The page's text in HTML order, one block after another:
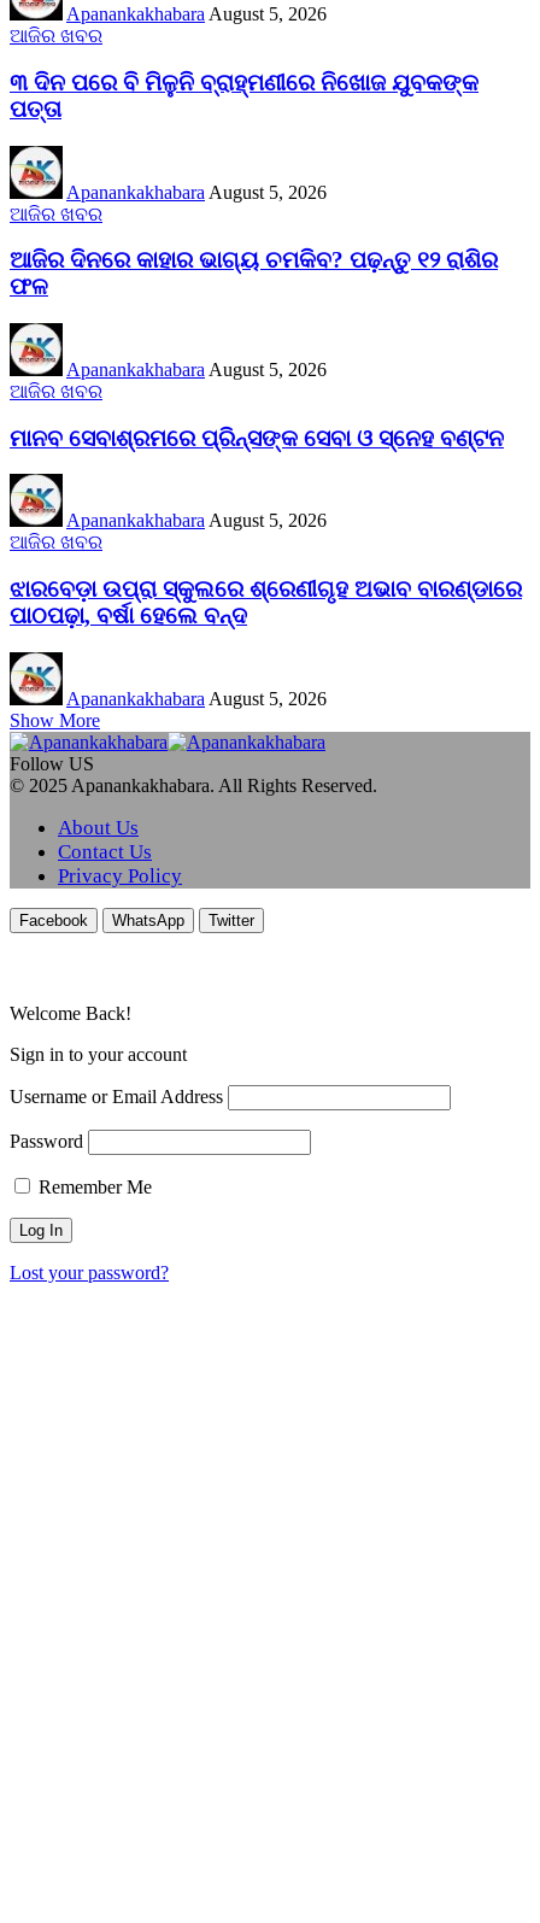
Apanankakhabara August 5, 2026
ଆଜିର ଖବର
୩ ଦିନ ପରେ ବି ମିଳୁନି ବ୍ରାହ୍ମଣୀରେ ନିଖୋଜ ଯୁବକଙ୍କ
ପତ୍ତା
Apanankakhabara August 5, 2026
ଆଜିର ଖବର
ଆଜିର ଦିନରେ କାହାର ଭାଗ୍ୟ ଚମକିବ? ପଢ଼ନ୍ତୁ ୧୨ ରାଶିର
ଫଳ
Apanankakhabara August 5, 2026
ଆଜିର ଖବର
ମାନବ ସେବାଶ୍ରମରେ ପ୍ରିନ୍ସଙ୍କ ସେବା ଓ ସ୍ନେହ ବଣ୍ଟନ
ApanankakhabaraAugust 5, 2026
ଆଜିର ଖବର
ଝାରବେଡ଼ା ଉପ୍ରା ସ୍କୁଲରେ ଶ୍ରେଣୀଗୃହ ଅଭାବ ବାରଣ୍ଡାରେ
ପାଠପଢ଼ା, ବର୍ଷା ହେଲେ ବନ୍ଦ
Apanankakhabara August 5, 2026
Show More
Follow US
© 2025 Apanankakhabara. All Rights Reserved.
About Us
Contact Us
Privacy Policy
Facebook WhatsApp Twitter
Welcome Back!
Sign in to your account
Username or Email Address
Password
Remember Me
Lost your password?